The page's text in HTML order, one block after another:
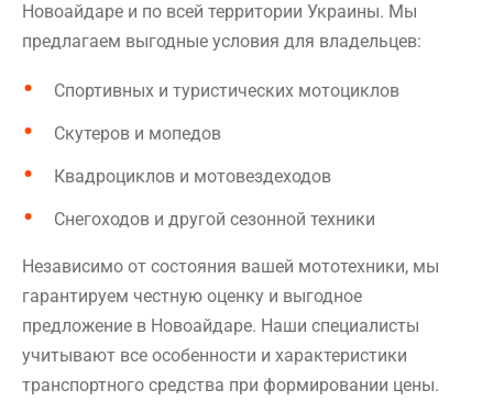
Новоайдаре и по всей территории Украины. Мы
предлагаем выгодные условия для владельцев:
Спортивных и туристических мотоциклов
Скутеров и мопедов
Квадроциклов и мотовездеходов
Снегоходов и другой сезонной техники
Независимо от состояния вашей мототехники, мы
гарантируем честную оценку и выгодное
предложение в Новоайдаре. Наши специалисты
учитывают все особенности и характеристики
транспортного средства при формировании цены.